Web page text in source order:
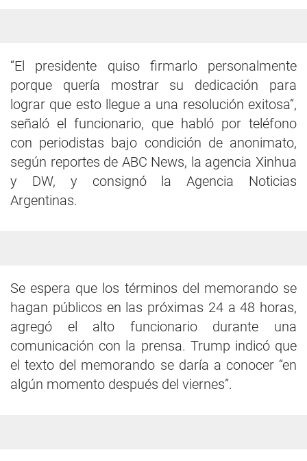
“El presidente quiso firmarlo personalmente
porque quería mostrar su dedicación para
lograr que esto llegue a una resolución exitosa”,
señaló el funcionario, que habló por teléfono
con periodistas bajo condición de anonimato,
según reportes de ABC News, la agencia Xinhua
y DW, y consignó la Agencia Noticias
Argentinas.
Se espera que los términos del memorando se
hagan públicos en las próximas 24 a 48 horas,
agregó el alto funcionario durante una
comunicación con la prensa. Trump indicó que
el texto del memorando se daría a conocer “en
algún momento después del viernes”.